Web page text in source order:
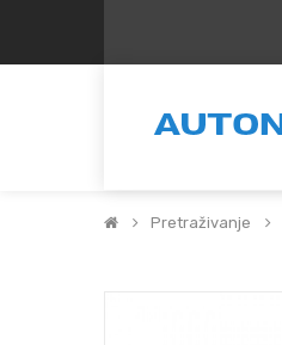
Pretraživanje